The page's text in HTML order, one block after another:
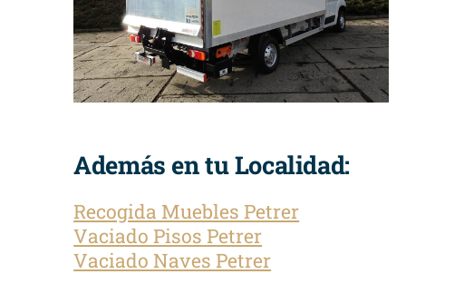
Además en tu Localidad:
Recogida Muebles Petrer
Vaciado Pisos Petrer
Vaciado Naves Petrer